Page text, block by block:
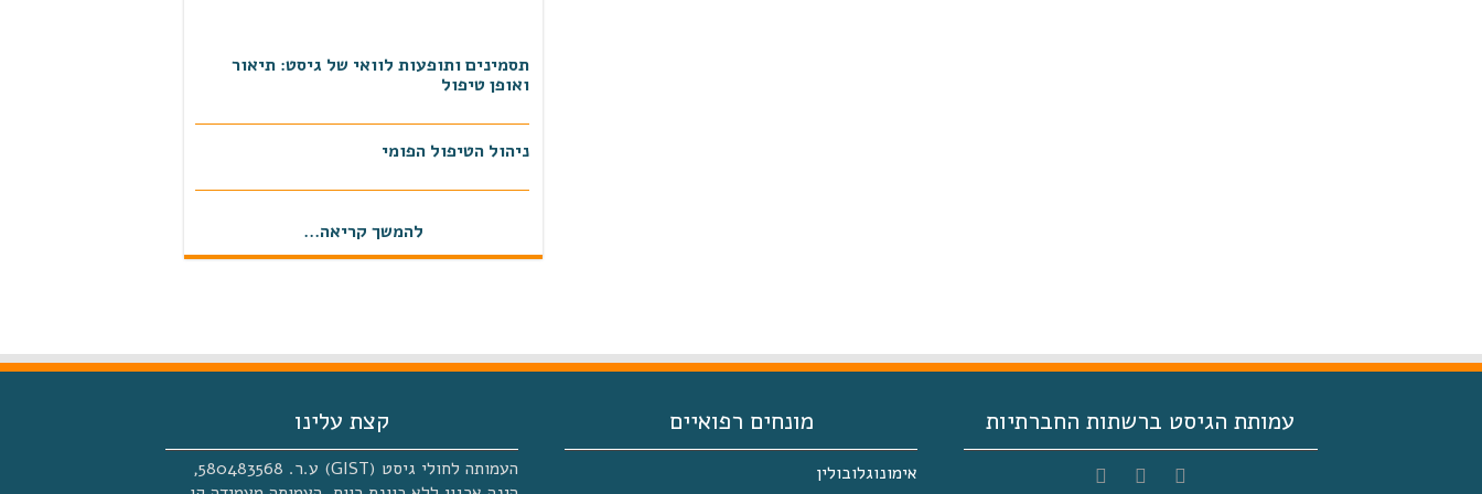
תסמינים ותופעות לוואי של גיסט: תיאור
ואופן טיפול
ניהול הטיפול הפומי
להמשך קריאה...
עמותת הגיסט ברשתות החברתיות מונחים רפואיים
אימונוגלובולין
קצת עלינו
העמותה לחולי גיסט (GIST) ע.ר. 580483568,